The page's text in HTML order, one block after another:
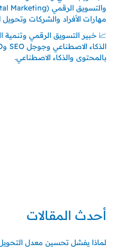
مهارات الأفراد والشركات وتحويل
📈 خبير التسويق الرقمي
بالمحتوى والذكاء الاصطناعي.
أحدث المقالات